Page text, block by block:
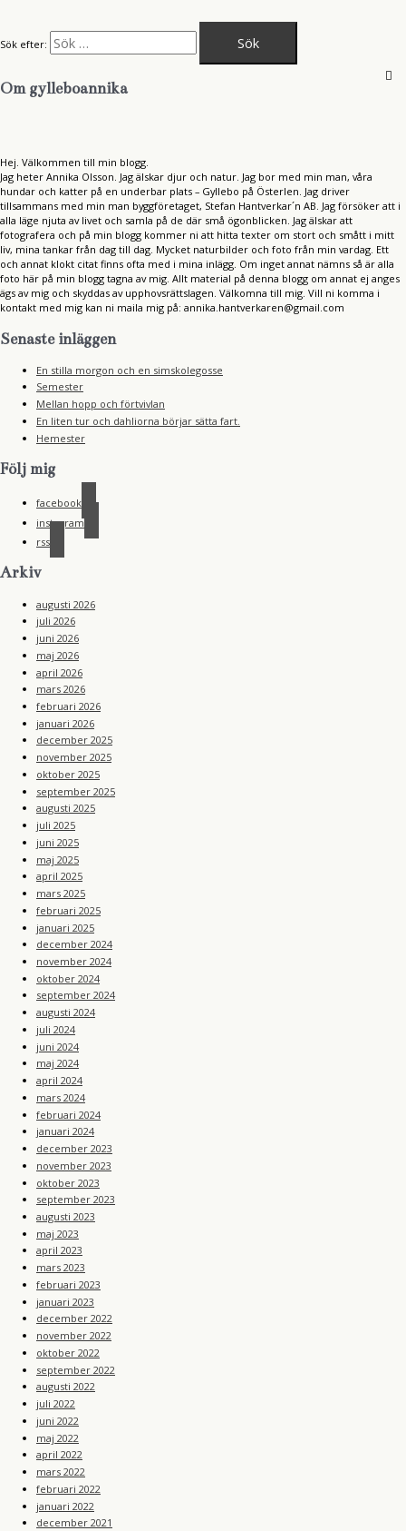
Sök efter:
Om gylleboannika
Hej. Välkommen till min blogg.
Jag heter Annika Olsson. Jag älskar djur och natur. Jag bor med min man, våra
hundar och katter på en underbar plats – Gyllebo på Österlen. Jag driver
tillsammans med min man byggföretaget, Stefan Hantverkar´n AB. Jag försöker att i
alla läge njuta av livet och samla på de där små ögonblicken. Jag älskar att
fotografera och på min blogg kommer ni att hitta texter om stort och smått i mitt
liv, mina tankar från dag till dag. Mycket naturbilder och foto från min vardag. Ett
och annat klokt citat finns ofta med i mina inlägg. Om inget annat nämns så är alla
foto här på min blogg tagna av mig. Allt material på denna blogg om annat ej anges
ägs av mig och skyddas av upphovsrättslagen. Välkomna till mig. Vill ni komma i
kontakt med mig kan ni maila mig på: annika.hantverkaren@gmail.com
Senaste inläggen
En stilla morgon och en simskolegosse
Semester
Mellan hopp och förtvivlan
En liten tur och dahliorna börjar sätta fart.
Hemester
Följ mig
facebook
instagram
rss
Arkiv
augusti 2026
juli 2026
juni 2026
maj 2026
april 2026
mars 2026
februari 2026
januari 2026
december 2025
november 2025
oktober 2025
september 2025
augusti 2025
juli 2025
juni 2025
maj 2025
april 2025
mars 2025
februari 2025
januari 2025
december 2024
november 2024
oktober 2024
september 2024
augusti 2024
juli 2024
juni 2024
maj 2024
april 2024
mars 2024
februari 2024
januari 2024
december 2023
november 2023
oktober 2023
september 2023
augusti 2023
maj 2023
april 2023
mars 2023
februari 2023
januari 2023
december 2022
november 2022
oktober 2022
september 2022
augusti 2022
juli 2022
juni 2022
maj 2022
april 2022
mars 2022
februari 2022
januari 2022
december 2021